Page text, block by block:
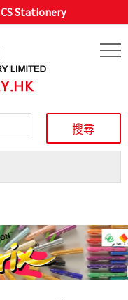
CS Stationery